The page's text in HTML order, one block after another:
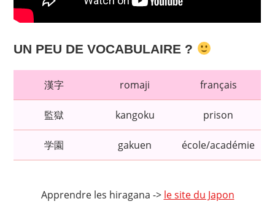
UN PEU DE VOCABULAIRE ?
漢字 romaji français
監獄 kangoku prison
学園 gakuen école/académie
Apprendre les hiragana -> le site du Japon